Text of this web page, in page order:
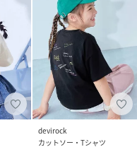
devirock
カットソー・Tシャツ